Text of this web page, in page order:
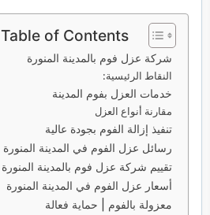
Table of Contents
شركة عزل فوم بالمدينة المنورة
النقاط الرئيسية:
خدمات العزل بفوم المدينة
مقارنة أنواع العزل
تنفيذ إزالة الفوم بجودة عالية
رسائل عزل الفوم في المدينة المنورة
تقييم شركة عزل فوم بالمدينة المنورة
أسعار عزل الفوم في المدينة المنورة
معزولة بالفوم | حماية فعالة